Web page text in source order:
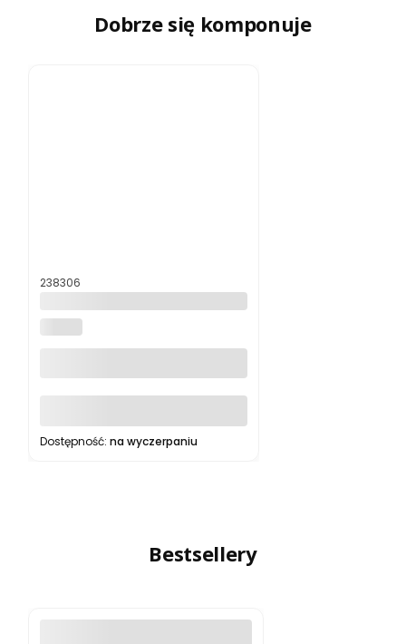
Dobrze się komponuje
Kod produktu
238306
Dostępność: na wyczerpaniu
Bestsellery